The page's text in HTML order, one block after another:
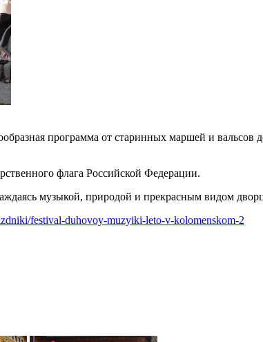
программа от старинных маршей и
флага Российской Федерации.
музыкой, природой и прекрасным видом
festival-duhovoy-muzyiki-leto-v-kolomenskom-2